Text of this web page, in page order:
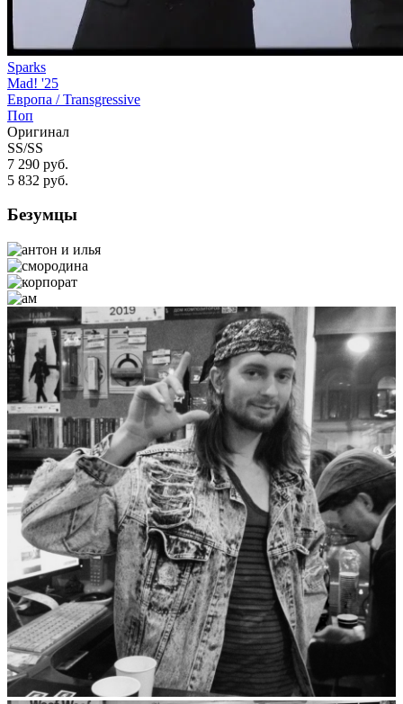
Sparks
Mad! '25
Европа /Transgressive
Поп
Оригинал
SS/SS
7 290 руб.
5 832 руб.
Безумцы